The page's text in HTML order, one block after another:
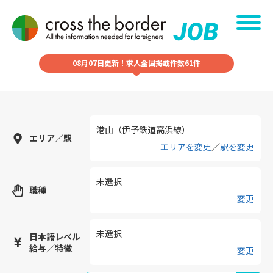
08月07日更新！求人全国掲載件数61件
エリア／駅
港山（伊予鉄道高浜線）
エリアを変更／駅を変更
職種
未選択
変更
日本語レベル
給与／特徴
未選択
変更